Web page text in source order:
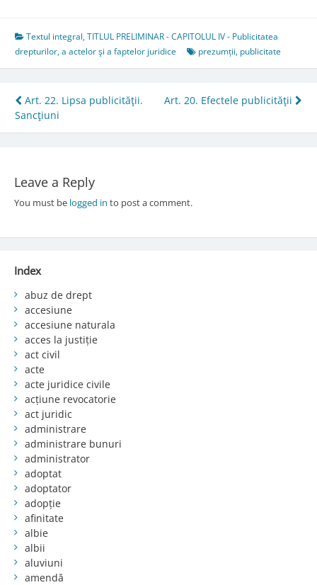
Textul integral,TITLUL PRELIMINAR - CAPITOLUL IV - Publicitatea
drepturilor, a actelor şi a faptelor juridice
prezumții, publicitate
Post
navigation
Art. 22. Lipsa publicităţii.
Sancţiuni
Art. 20. Efectele publicităţii
Leave a Reply
You must be logged in to post a comment.
Index
abuz de drept
accesiune
accesiune naturala
acces la justiție
act civil
acte
acte juridice civile
acțiune revocatorie
act juridic
administrare
administrare bunuri
administrator
adoptat
adoptator
adopție
afinitate
albie
albii
aluviuni
amendă